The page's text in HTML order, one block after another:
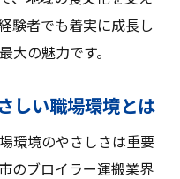
験者でも着実に成長し
大の魅力です。
しい職場環境とは
環境のやさしさは重要
のブロイラー運搬業界